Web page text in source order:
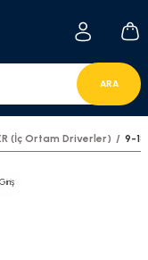
ARA
(İç Ortam Driverler) 9-